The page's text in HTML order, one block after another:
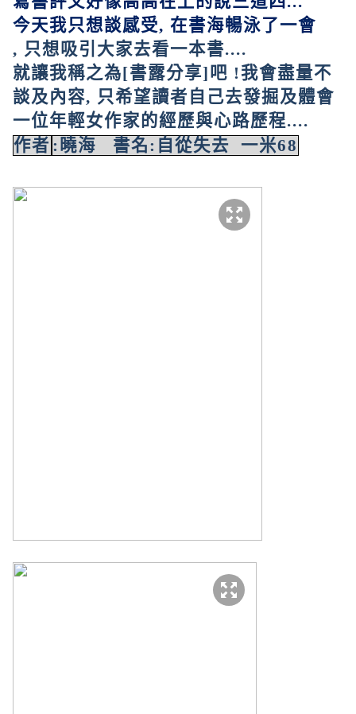
今天我只想談感受, 在書海暢泳了一會
, 只想吸引大家去看一本書....
就讓我稱之為[書露分享]吧 !我會盡量不
談及內容, 只希望讀者自己去發掘及體會
一位年輕女作家的經歷與心路歷程....
作者 : 曉海 書名: 自從失去 一米68